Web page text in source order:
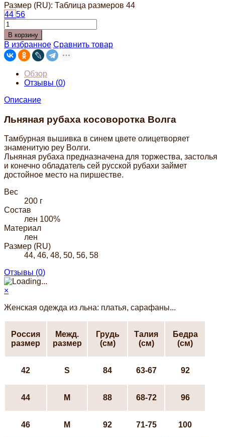
Размер (RU): Таблица размеров 44
44 56
В корзину
В избранное Сравнить товар
Обзор
Отзывы (0)
Описание
Льняная рубаха косоворотка Волга
Тамбурная вышивка в синем цвете олицетворяет
знаменитую реу Волги.
Льняная рубаха предназначена для торжества, застолья
и конечно обладатель сей русской рубахи займет
достойное место на пиршестве.
Вес
200 г
Состав
лен 100%
Материал
лен
Размер (RU)
44, 46, 48, 50, 56, 58
Отзывы (0)
×
Женская одежда из льна: платья, сарафаны...
Россия
размер
Межд.
размер
Грудь
(см)
Талия
(см)
Бедра
(см)
42 S 84 63-67 92
44 М 88 68-72 96
46 М 92 71-75 100